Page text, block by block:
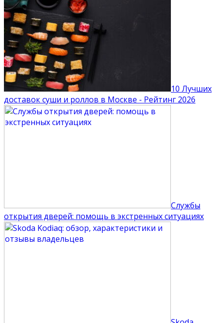
10 Лучших
доставок суши и роллов в Москве - Рейтинг 2026
Службы
открытия дверей: помощь в экстренных ситуациях